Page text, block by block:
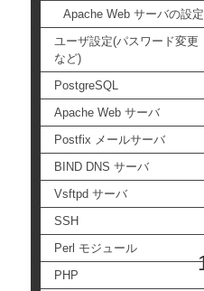
Apache Web サーバの設定
ユーザ設定(パスワード変更
など)
PostgreSQL
Apache Web サーバ
Postfix メールサーバ
BIND DNS サーバ
Vsftpd サーバ
SSH
Perl モジュール
PHP